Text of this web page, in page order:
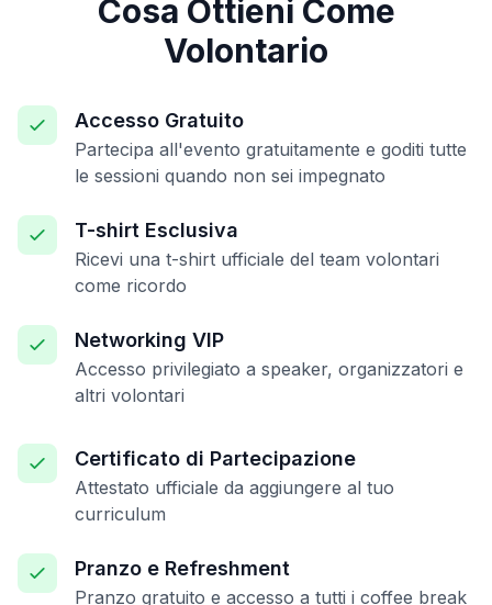
Cosa Ottieni Come
Volontario
Accesso Gratuito
Partecipa all'evento gratuitamente e goditi tutte
le sessioni quando non sei impegnato
T-shirt Esclusiva
Ricevi una t-shirt ufficiale del team volontari
come ricordo
Networking VIP
Accesso privilegiato a speaker, organizzatori e
altri volontari
Certificato di Partecipazione
Attestato ufficiale da aggiungere al tuo
curriculum
Pranzo e Refreshment
Pranzo gratuito e accesso a tutti i coffee break